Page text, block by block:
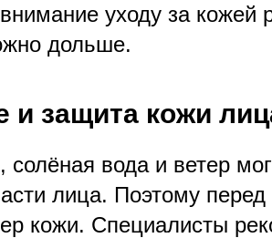
уходу за кожей
дольше.
и защита кожи
вода и ветер
лица. Поэтому
кожи. Специалисты